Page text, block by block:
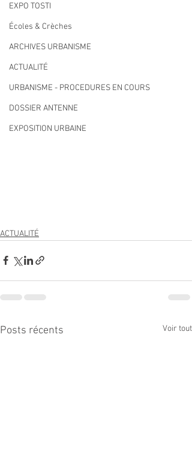
EXPO TOSTI
Écoles & Crèches
ARCHIVES URBANISME
ACTUALITÉ
URBANISME - PROCEDURES EN COURS
DOSSIER ANTENNE
EXPOSITION URBAINE
ACTUALITÉ
Posts récents Voir tout